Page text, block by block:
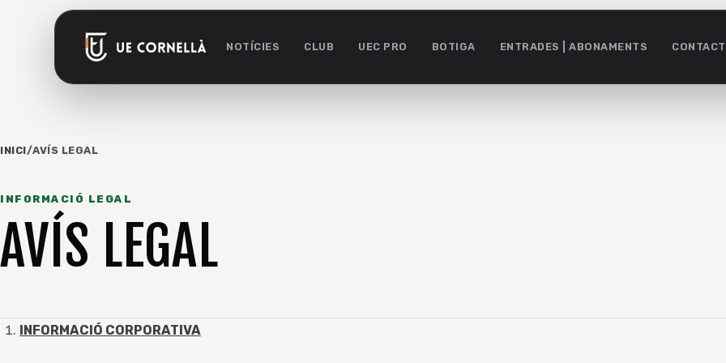
NOTÍCIES CLUB UEC PRO BOTIGA ENTRADES | ABONAMENTS
INICI/AVÍS LEGAL
INFORMACIÓ LEGAL
AVÍS LEGAL
INFORMACIÓ CORPORATIVA